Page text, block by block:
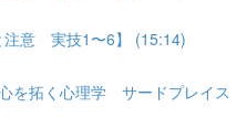
注意 実技1〜6】 (15:14)
を拓く心理学 サードプレイス